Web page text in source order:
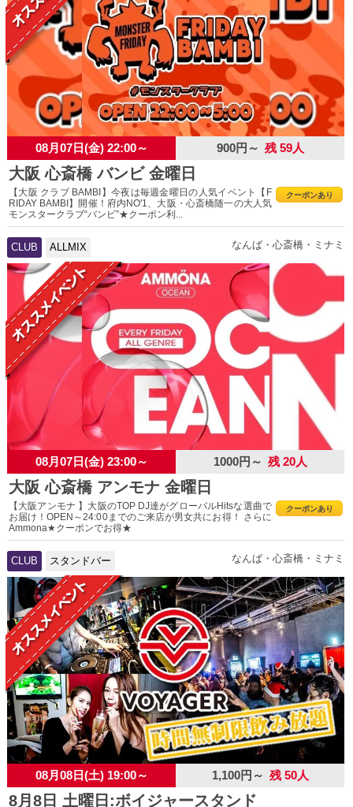
08月07日(金) 22:00～ 900円～ 残 59人
大阪 心斎橋 バンビ 金曜日
クーポンあり
【大阪 クラブ BAMBI】今夜は毎週金曜日の人気イベント【F
RIDAY BAMBI】開催！府内NO'1、大阪・心斎橋随一の大人気
モンスタークラブ“バンビ”★クーポン利...
CLUB ALLMIX なんば・心斎橋・ミナミ
08月07日(金) 23:00～ 1000円～ 残 20人
大阪 心斎橋 アンモナ 金曜日
クーポンあり
【大阪アンモナ 】大阪のTOP DJ達がグローバルHitsな選曲で
お届け！OPEN～24:00までのご来店が男女共にお得！ さらに
Ammona★クーポンでお得★
CLUB スタンドバー なんば・心斎橋・ミナミ
08月08日(土) 19:00～ 1,100円～ 残 50人
8月8日 土曜日:ボイジャースタンド